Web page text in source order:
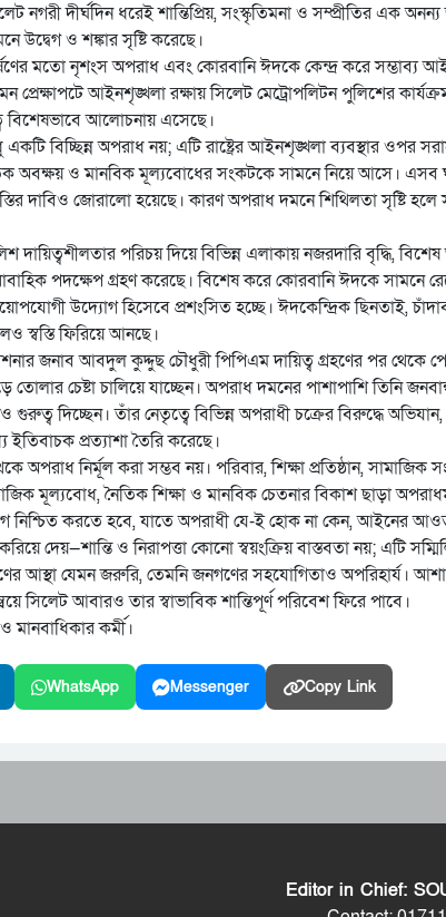
নগরী দীর্ঘদিন ধরেই শান্তিপ্রিয়, সংস্কৃতিমনা ও সম্প্রীতির এক
উদ্বেগ ও শঙ্কার সৃষ্টি করেছে।
মতো নৃশংস অপরাধ এবং কোরবানি ঈদকে কেন্দ্র করে সম্ভাব্য
প্রেক্ষাপটে আইনশৃঙ্খলা রক্ষায় সিলেট মেট্রোপলিটন পুলিশের
আলোচনায় এসেছে।
বিচ্ছিন্ন অপরাধ নয়; এটি রাষ্ট্রের আইনশৃঙ্খলা ব্যবস্থার ওপর
অবক্ষয় ও মানবিক মূল্যবোধের সংকটকে সামনে নিয়ে আসে। এসব
দাবিও জোরালো হয়েছে। কারণ অপরাধ দমনে শিথিলতা সৃষ্টি
দায়িত্বশীলতার পরিচয় দিয়ে বিভিন্ন এলাকায় নজরদারি বৃদ্ধি,
পদক্ষেপ গ্রহণ করেছে। বিশেষ করে কোরবানি ঈদকে সামনে
উদ্যোগ হিসেবে প্রশংসিত হচ্ছে। ঈদকেন্দ্রিক ছিনতাই,
স্বস্তি ফিরিয়ে আনছে।
জনাব আবদুল কুদ্দুছ চৌধুরী পিপিএম দায়িত্ব গ্রহণের পর থেকে
চেষ্টা চালিয়ে যাচ্ছেন। অপরাধ দমনের পাশাপাশি তিনি
দিচ্ছেন। তাঁর নেতৃত্বে বিভিন্ন অপরাধী চক্রের বিরুদ্ধে অভিযান,
ইতিবাচক প্রত্যাশা তৈরি করেছে।
অপরাধ নির্মূল করা সম্ভব নয়। পরিবার, শিক্ষা প্রতিষ্ঠান,
মূল্যবোধ, নৈতিক শিক্ষা ও মানবিক চেতনার বিকাশ ছাড়া
নিশ্চিত করতে হবে, যাতে অপরাধী যে-ই হোক না কেন, আইনের
দেয়—শান্তি ও নিরাপত্তা কোনো স্বয়ংক্রিয় বাস্তবতা নয়; এটি
আস্থা যেমন জরুরি, তেমনি জনগণের সহযোগিতাও অপরিহার্য।
সিলেট আবারও তার স্বাভাবিক শান্তিপূর্ণ পরিবেশ ফিরে পাবে।
কর্মী।
WhatsApp Messenger Copy Link
Editor in Chief: